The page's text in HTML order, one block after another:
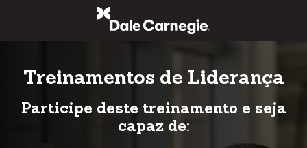
Treinamentos de Liderança
Participe deste treinamento e seja
capaz de: